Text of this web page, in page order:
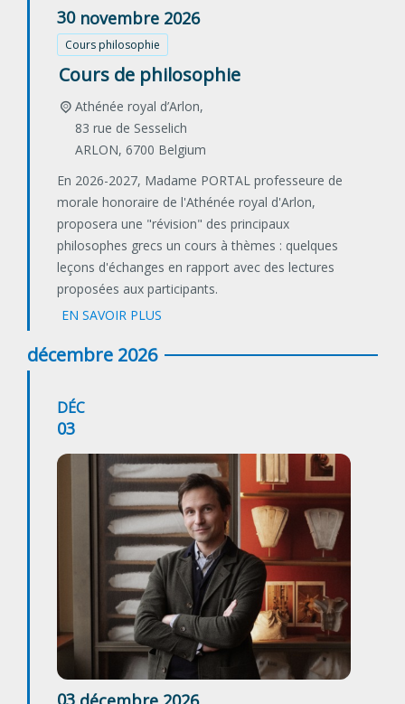
30 novembre 2026
Cours philosophie
Cours de philosophie
Athénée royal d’Arlon,
83 rue de Sesselich
ARLON, 6700 Belgium
En 2026-2027, Madame PORTAL professeure de
morale honoraire de l'Athénée royal d'Arlon,
proposera une "révision" des principaux
philosophes grecs un cours à thèmes : quelques
leçons d'échanges en rapport avec des lectures
proposées aux participants.
EN SAVOIR PLUS
décembre 2026
DÉC
03
03